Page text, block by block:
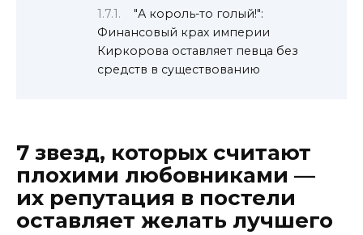
"А король-то голый!":
Финансовый крах империи
Киркорова оставляет певца без
средств в существованию
7 звезд, которых считают
плохими любовниками —
их репутация в постели
оставляет желать лучшего